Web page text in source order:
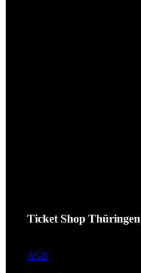
Ticket Shop Thüringen
AGB